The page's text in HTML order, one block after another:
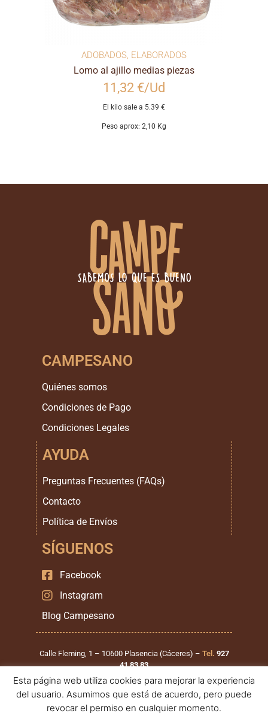
ADOBADOS ELABORADOS
Lomo al ajillo medias piezas
11,32 €/Ud
El kilo sale a 5.39 €
Peso aprox: 2,10 Kg
CAMPESANO
Quiénes somos
Condiciones de Pago
Condiciones Legales
AYUDA
Preguntas Frecuentes (FAQs)
Contacto
Política de Envíos
SÍGUENOS
Facebook
Instagram
Blog Campesano
Calle Fleming, 1 – 10600 Plasencia (Cáceres) – Tel. 927
41 83 83
Calle Santiago Mirat, 1 – 37900 Santa Marta de Tormes
(Salamanca) –Tel. 923 999 111
Esta página web utiliza cookies para mejorar la experiencia
del usuario. Asumimos que está de acuerdo, pero puede
revocar el permiso en cualquier momento.